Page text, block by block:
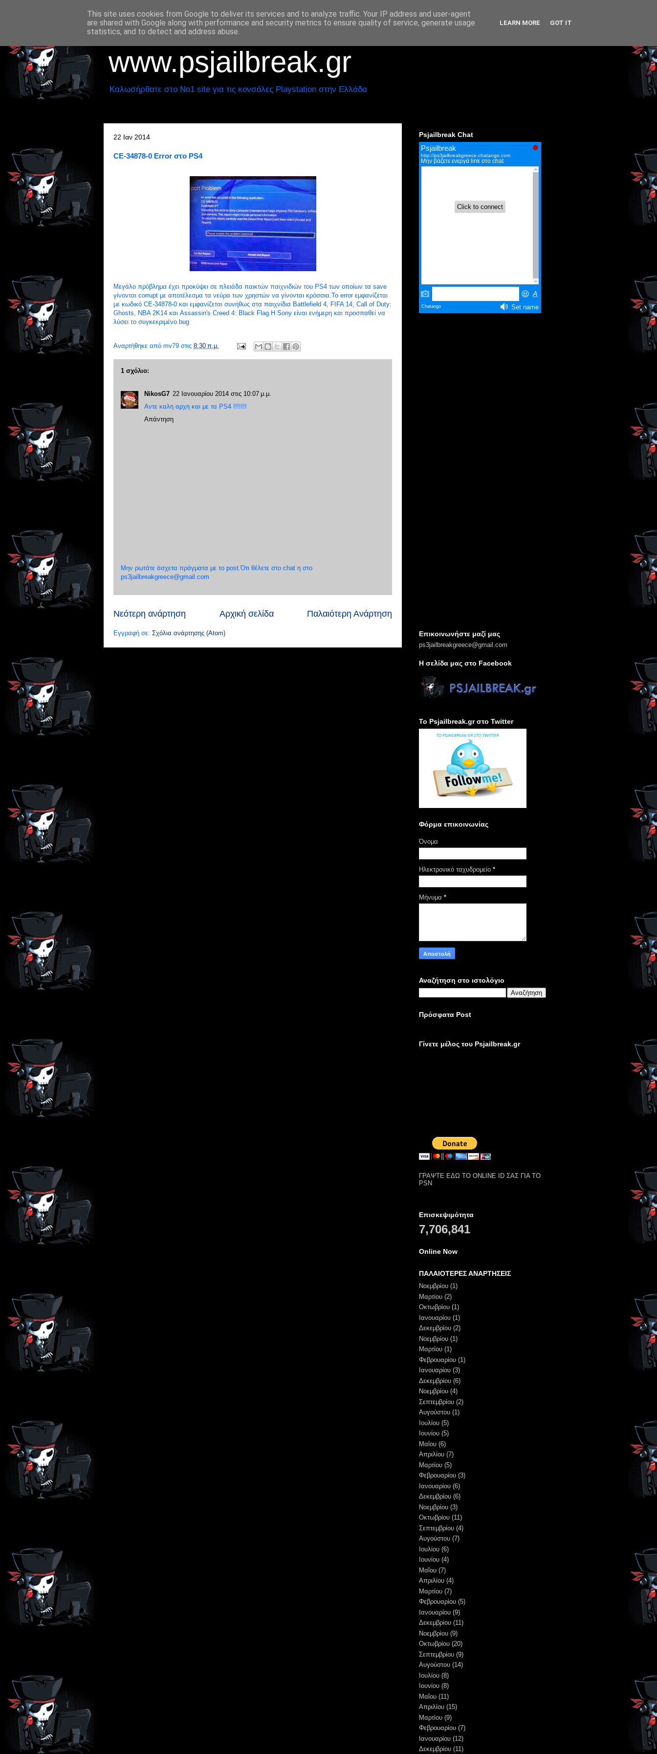
www.psjailbreak.gr
Καλωσήρθατε στο No1 site για τις κονσόλες Playstation στην Ελλάδα
22 Ιαν 2014
CE-34878-0 Error στο PS4
Μεγάλο πρόβλημα έχει προκύψει σε πλειάδα παικτών παιχνιδιών του PS4 των οποίων τα save
γίνονται corrupt με αποτέλεσμα τα νεύρα των χρηστών να γίνονται κρόσσια.To error εμφανίζεται
με κωδικό CE-34878-0 και εμφανίζεται συνήθως στα παιχνίδια Battlefield 4, FIFA 14, Call of Duty:
Ghosts, NBA 2K14 και Assassin's Creed 4: Black Flag.Η Sony είναι ενήμερη και προσπαθεί να
λύσει το συγκεκριμένο bug
Αναρτήθηκε από mv79 στις 8:30 π.μ.
1 σχόλιο:
NikosG7 22 Ιανουαρίου 2014 στις 10:07 μ.μ.
Αντε καλη αρχη και με τα PS4 !!!!!!!
Απάντηση
Μην ρωτάτε άσχετα πράγματα με το post.Ότι θέλετε στο chat η στο
ps3jailbreakgreece@gmail.com
Νεότερη ανάρτηση Παλαιότερη Ανάρτηση
Αρχική σελίδα
Εγγραφή σε: Σχόλια ανάρτησης (Atom)
Psjailbreak Chat
Επικοινωνήστε μαζί μας
ps3jailbreakgreece@gmail.com
H σελίδα μας στο Facebook
Το Psjailbreak.gr στο Twitter
Φόρμα επικοινωνίας
Όνομα
Ηλεκτρονικό ταχυδρομείο *
Μήνυμα *
Αναζήτηση στο ιστολόγιο
Πρόσφατα Post
Γίνετε μέλος του Psjailbreak.gr
ΓΡΑΨΤΕ ΕΔΩ ΤΟ ONLINE ID ΣΑΣ ΓΙΑ ΤΟ
PSN
Επισκεψιμότητα
7,706,841
Online Now
ΠΑΛΑΙΟΤΕΡΕΣ ΑΝΑΡΤΗΣΕΙΣ
Νοεμβρίου (1)
Μαρτίου (2)
Οκτωβρίου (1)
Ιανουαρίου (1)
Δεκεμβρίου (2)
Νοεμβρίου (1)
Μαρτίου (1)
Φεβρουαρίου (1)
Ιανουαρίου (3)
Δεκεμβρίου (6)
Νοεμβρίου (4)
Σεπτεμβρίου (2)
Αυγούστου (1)
Ιουλίου (5)
Ιουνίου (5)
Μαΐου (6)
Απριλίου (7)
Μαρτίου (5)
Φεβρουαρίου (3)
Ιανουαρίου (6)
Δεκεμβρίου (6)
Νοεμβρίου (3)
Οκτωβρίου (11)
Σεπτεμβρίου (4)
Αυγούστου (7)
Ιουλίου (6)
Ιουνίου (4)
Μαΐου (7)
Απριλίου (4)
Μαρτίου (7)
Φεβρουαρίου (5)
Ιανουαρίου (9)
Δεκεμβρίου (11)
Νοεμβρίου (9)
Οκτωβρίου (20)
Σεπτεμβρίου (9)
Αυγούστου (14)
Ιουλίου (8)
Ιουνίου (8)
Μαΐου (11)
Απριλίου (15)
Μαρτίου (9)
Φεβρουαρίου (7)
Ιανουαρίου (12)
Δεκεμβρίου (11)
This site uses cookies from Google to deliver its services and to analyze traffic. Your IP address and user-agent
are shared with Google along with performance and security metrics to ensure quality of service, generate usage
statistics, and to detect and address abuse.
LEARN MORE GOT IT